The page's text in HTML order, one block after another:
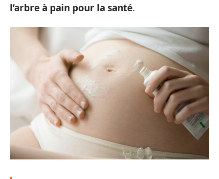
l’arbre à pain pour la santé.